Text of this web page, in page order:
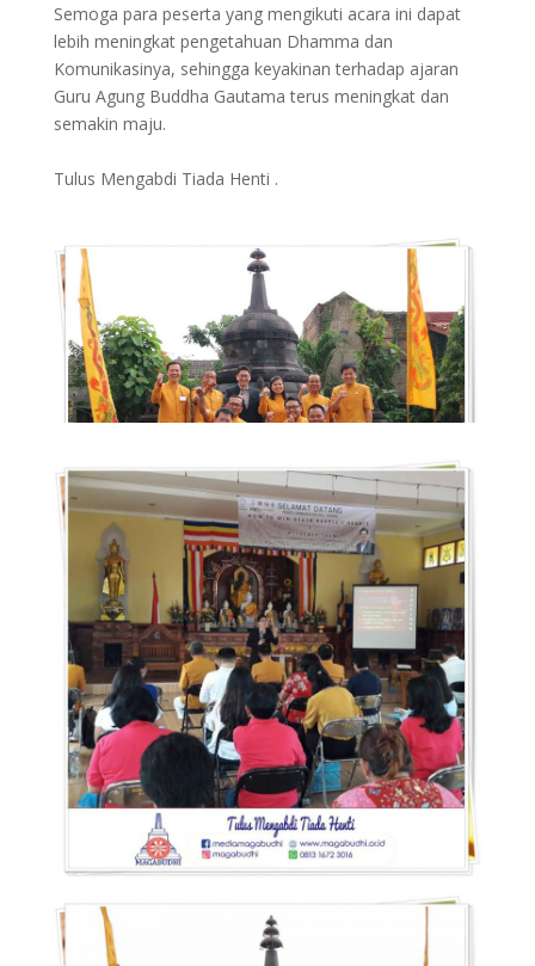
Semoga para peserta yang mengikuti acara ini dapat
lebih meningkat pengetahuan Dhamma dan
Komunikasinya, sehingga keyakinan terhadap ajaran
Guru Agung Buddha Gautama terus meningkat dan
semakin maju.
Tulus Mengabdi Tiada Henti .